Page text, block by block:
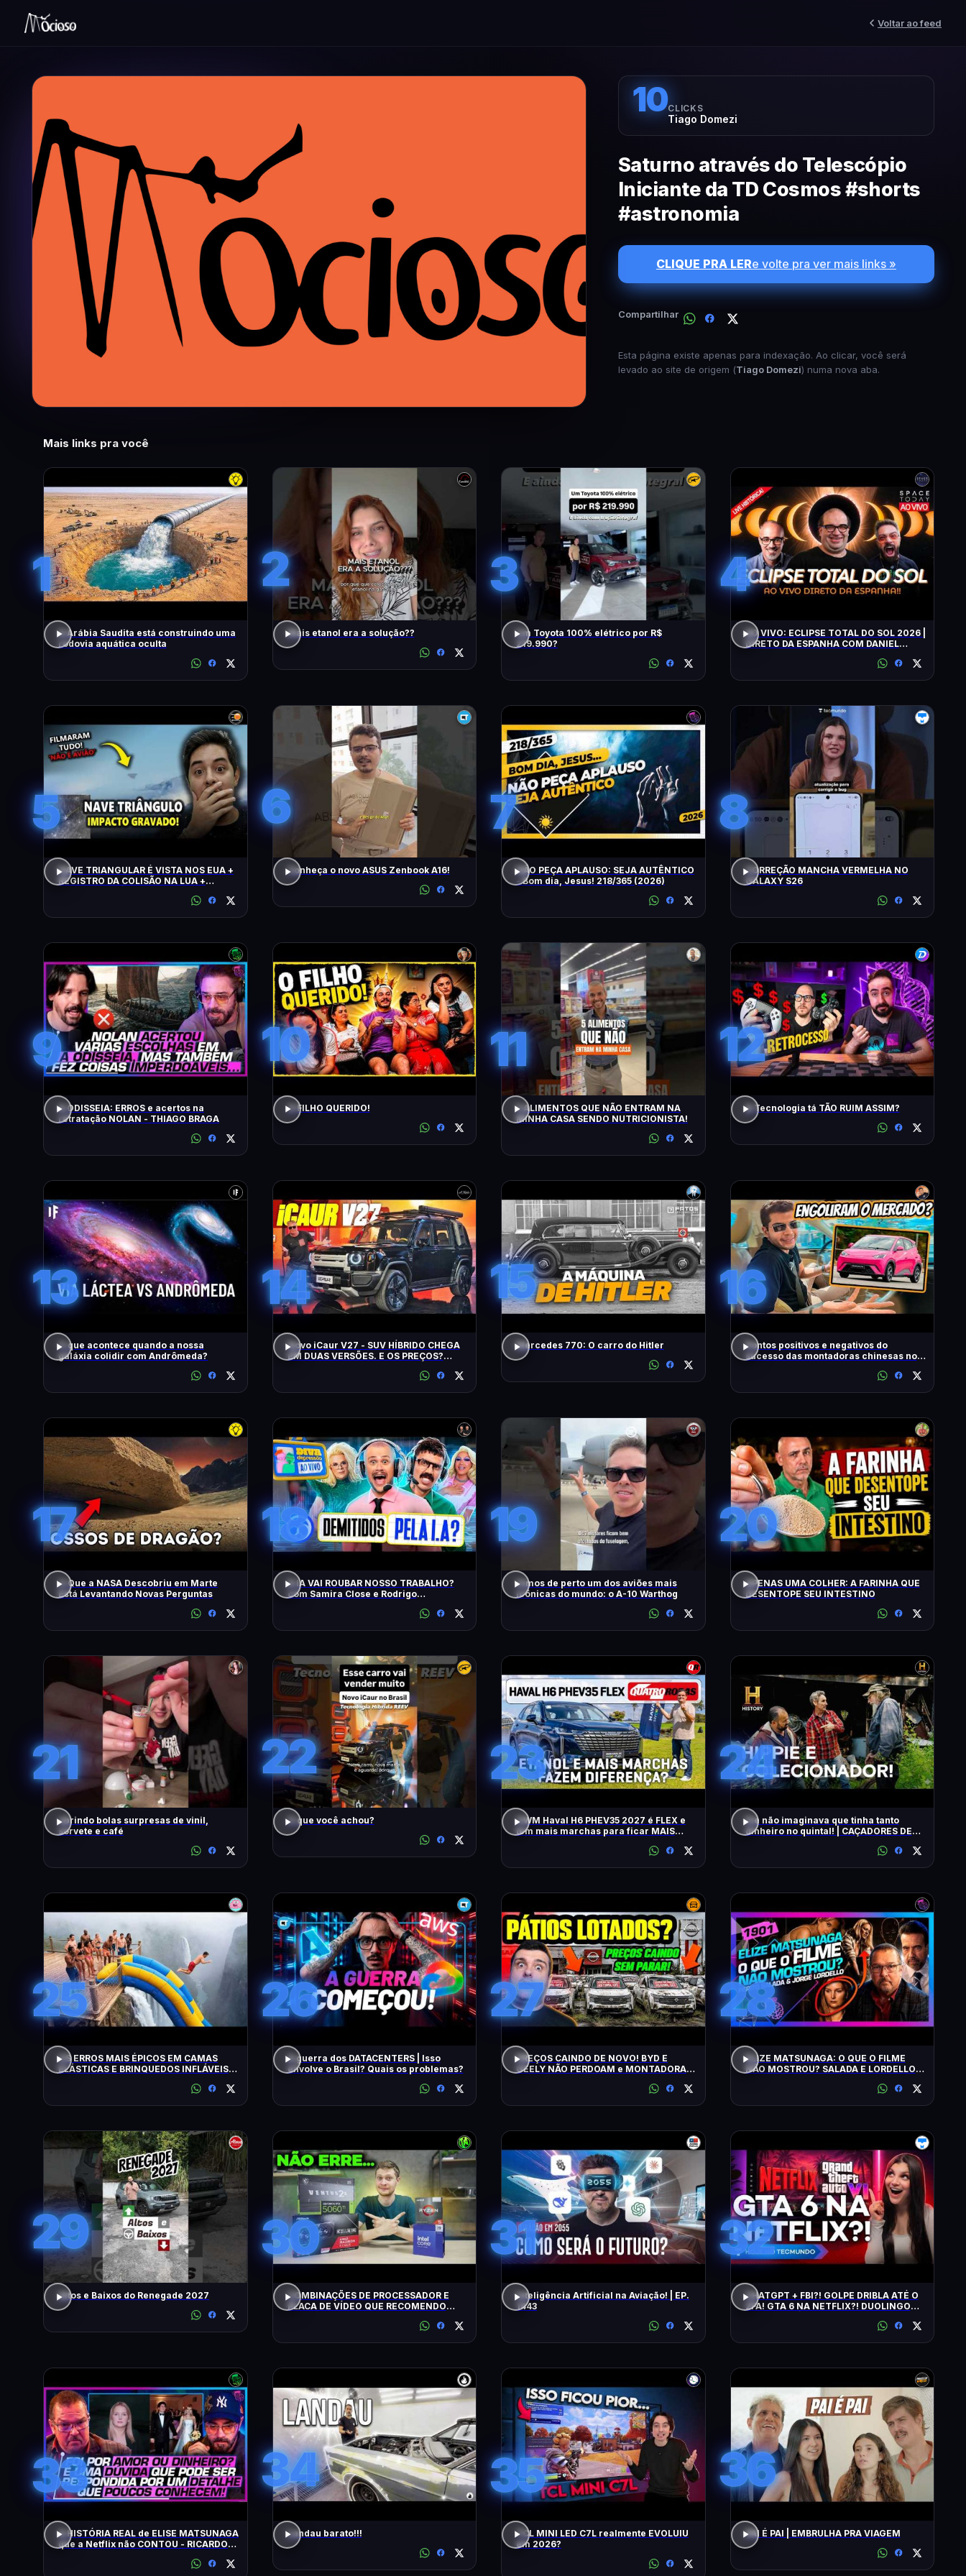
Voltar ao feed
10CLICKS
Tiago Domezi
Saturno através do Telescópio
Iniciante da TD Cosmos #shorts
#astronomia
CLIQUE PRA LERe volte pra ver mais links »
Compartilhar
Esta página existe apenas para indexação. Ao clicar, você será
levado ao site de origem (Tiago Domezi) numa nova aba.
Mais links pra você
1
A Arábia Saudita está construindo uma
rodovia aquática oculta
2
Mais etanol era a solução??
3
Um Toyota 100% elétrico por R$
219.990?
4
AO VIVO: ECLIPSE TOTAL DO SOL 2026 |
DIRETO DA ESPANHA COM DANIEL
5
NAVE TRIANGULAR É VISTA NOS EUA +
REGISTRO DA COLISÃO NA LUA +
6
Conheça o novo ASUS Zenbook A16!
7
NÃO PEÇA APLAUSO: SEJA AUTÊNTICO
- Bom dia, Jesus! 218/365 (2026)
8
CORREÇÃO MANCHA VERMELHA NO
GALAXY S26
9
A ODISSEIA: ERROS e acertos na
retratação NOLAN - THIAGO BRAGA
10
O FILHO QUERIDO!
11
5 ALIMENTOS QUE NÃO ENTRAM NA
MINHA CASA SENDO NUTRICIONISTA!
12
A Tecnologia tá TÃO RUIM ASSIM?
13
O que acontece quando a nossa
galáxia colidir com Andrômeda?
14
Novo iCaur V27 - SUV HÍBRIDO CHEGA
EM DUAS VERSÕES. E OS PREÇOS?
15
Mercedes 770: O carro do Hitler
16
Pontos positivos e negativos do
sucesso das montadoras chinesas no
17
O Que a NASA Descobriu em Marte
Está Levantando Novas Perguntas
18
A IA VAI ROUBAR NOSSO TRABALHO?
com Samira Close e Rodrigo
19
Vimos de perto um dos aviões mais
icônicas do mundo: o A-10 Warthog
20
APENAS UMA COLHER: A FARINHA QUE
DESENTOPE SEU INTESTINO
21
abrindo bolas surpresas de vinil,
sorvete e café
22
O que você achou?
23
GWM Haval H6 PHEV35 2027 é FLEX e
tem mais marchas para ficar MAIS
24
Ele não imaginava que tinha tanto
dinheiro no quintal! | CAÇADORES DE
25
OS ERROS MAIS ÉPICOS EM CAMAS
ELÁSTICAS E BRINQUEDOS INFLÁVEIS
26
A guerra dos DATACENTERS | Isso
envolve o Brasil? Quais os problemas?
27
PREÇOS CAINDO DE NOVO! BYD E
GEELY NÃO PERDOAM e MONTADORAS
28
ELIZE MATSUNAGA: O QUE O FILME
NÃO MOSTROU? SALADA E LORDELLO -
29
Altos e Baixos do Renegade 2027
30
COMBINAÇÕES DE PROCESSADOR E
PLACA DE VÍDEO QUE RECOMENDO
31
Inteligência Artificial na Aviação! | EP.
1443
32
CHATGPT + FBI?! GOLPE DRIBLA ATÉ O
2FA! GTA 6 NA NETFLIX?! DUOLINGO
33
A HISTÓRIA REAL de ELISE MATSUNAGA
que a Netflix não CONTOU - RICARDO
34
Landau barato!!!
35
TCL MINI LED C7L realmente EVOLUIU
em 2026?
36
PAI É PAI | EMBRULHA PRA VIAGEM